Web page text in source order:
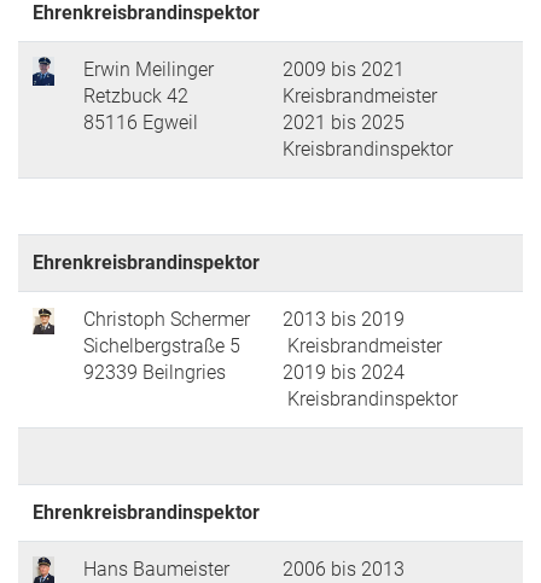
Ehrenkreisbrandinspektor
Erwin Meilinger
Retzbuck 42
85116 Egweil
2009 bis 2021
Kreisbrandmeister
2021 bis 2025
Kreisbrandinspektor
Ehrenkreisbrandinspektor
Christoph Schermer
Sichelbergstraße 5
92339 Beilngries
2013 bis 2019
Kreisbrandmeister
2019 bis 2024
Kreisbrandinspektor
Ehrenkreisbrandinspektor
Hans Baumeister
2006 bis 2013